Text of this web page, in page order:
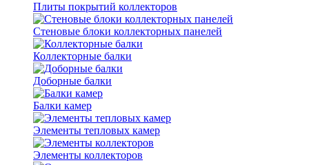
Плиты покрытий коллекторов
Стеновые блоки коллекторных панелей
Коллекторные балки
Доборные балки
Балки камер
Элементы тепловых камер
Элементы коллекторов